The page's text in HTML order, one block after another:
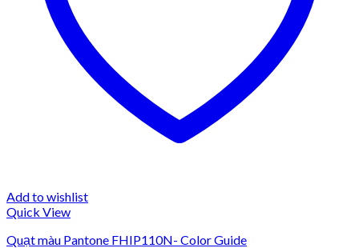
Add to wishlist
Quick View
Quạt màu Pantone FHIP110N- Color Guide